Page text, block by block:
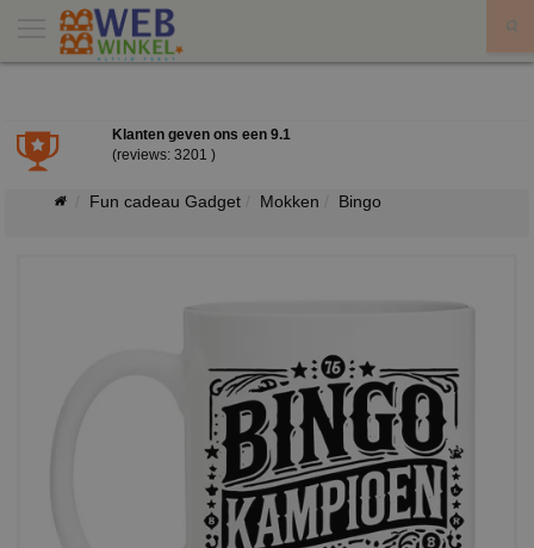
Klanten geven ons een 9.1
(reviews: 3201 )
Fun cadeau Gadget Mokken Bingo